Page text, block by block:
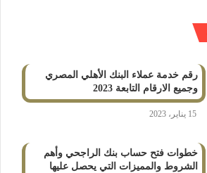
رقم خدمة عملاء البنك الأهلي المصري
وجميع الارقام التابعة 2023
15 يناير، 2023
خطوات فتح حساب بنك الراجحي وأهم
الشروط والمميزات التي يحصل عليها